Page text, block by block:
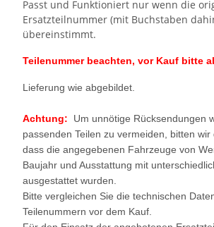
Passt und Funktioniert nur wenn die
Ersatzteilnummer (mit Buchstaben
übereinstimmt.
Teilenummer beachten, vor Kauf bitte
Lieferung wie abgebildet.
Achtung: Um unnötige Rücksendungen
passenden Teilen zu vermeiden, bitten wir
dass die angegebenen Fahrzeuge von
Baujahr und Ausstattung mit
ausgestattet wurden.
Bitte vergleichen Sie die technischen
Teilenummern vor dem Kauf.